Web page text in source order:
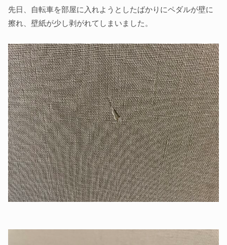
先日、自転車を部屋に入れようとしたばかりにペダルが壁に
擦れ、壁紙が少し剥がれてしまいました。